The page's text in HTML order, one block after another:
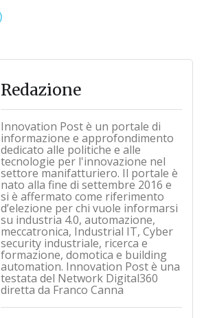
Redazione
Innovation Post è un portale di
informazione e approfondimento
dedicato alle politiche e alle
tecnologie per l'innovazione nel
settore manifatturiero. Il portale è
nato alla fine di settembre 2016 e
si è affermato come riferimento
d’elezione per chi vuole informarsi
su industria 4.0, automazione,
meccatronica, Industrial IT, Cyber
security industriale, ricerca e
formazione, domotica e building
automation. Innovation Post è una
testata del Network Digital360
diretta da Franco Canna